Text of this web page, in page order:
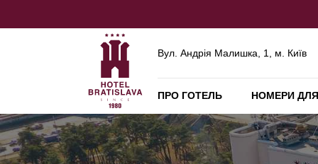
Вул. Андрія Малишка, 1, м. Київ
ПРО ГОТЕЛЬ НОМЕРИ